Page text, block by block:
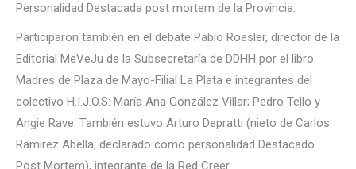
Personalidad Destacada post mortem de la Provincia.
Participaron también en el debate Pablo Roesler, director de la
Editorial MeVeJu de la Subsecretaría de DDHH por el libro
Madres de Plaza de Mayo-Filial La Plata e integrantes del
colectivo H.I.J.O.S: María Ana González Villar; Pedro Tello y
Angie Rave. También estuvo Arturo Depratti (nieto de Carlos
Ramirez Abella, declarado como personalidad Destacado
Post Mortem), integrante de la Red Creer.